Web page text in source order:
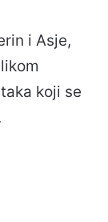
i Asje,
koji se